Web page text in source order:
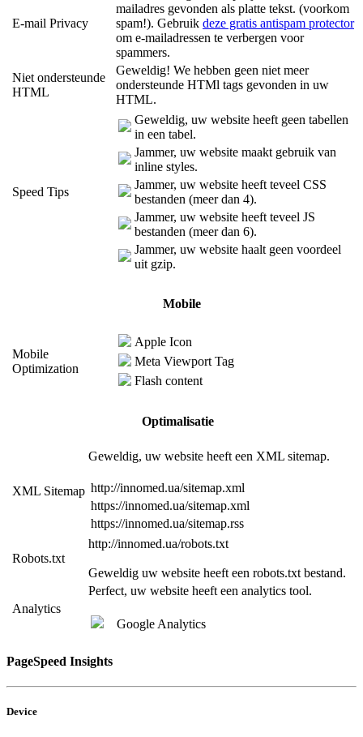
E-mail Privacy
mailadres gevonden als platte tekst. (voorkom
spam!). Gebruik deze gratis antispam protector
om e-mailadressen te verbergen voor
spammers.
Niet ondersteunde
HTML
Geweldig! We hebben geen niet meer
ondersteunde HTMl tags gevonden in uw
HTML.
Speed Tips
Geweldig, uw website heeft geen tabellen
in een tabel.
Jammer, uw website maakt gebruik van
inline styles.
Jammer, uw website heeft teveel CSS
bestanden (meer dan 4).
Jammer, uw website heeft teveel JS
bestanden (meer dan 6).
Jammer, uw website haalt geen voordeel
uit gzip.
Mobile
Mobile
Optimization
Apple Icon
Meta Viewport Tag
Flash content
Optimalisatie
XML Sitemap
Geweldig, uw website heeft een XML sitemap.
http://innomed.ua/sitemap.xml
https://innomed.ua/sitemap.xml
https://innomed.ua/sitemap.rss
Robots.txt
http://innomed.ua/robots.txt
Geweldig uw website heeft een robots.txt bestand.
Analytics
Perfect, uw website heeft een analytics tool.
Google Analytics
PageSpeed Insights
Device